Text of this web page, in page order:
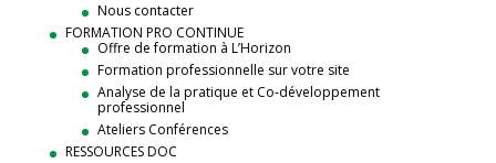
Nous contacter
FORMATION PRO CONTINUE
Offre de formation à L’Horizon
Formation professionnelle sur votre site
Analyse de la pratique et Co-développement
professionnel
Ateliers Conférences
RESSOURCES DOC